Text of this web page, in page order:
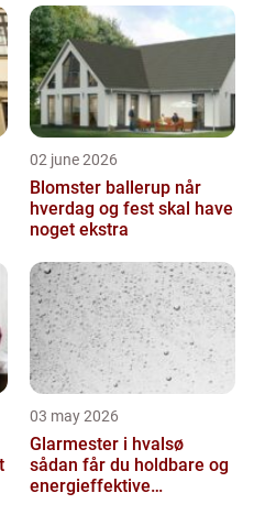
02 june 2026
Blomster ballerup når
hverdag og fest skal have
noget ekstra
03 may 2026
Glarmester i hvalsø
sådan får du holdbare og
energieffektive